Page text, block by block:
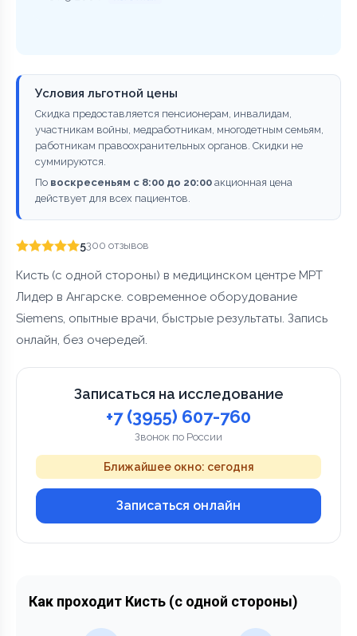
Условия льготной цены
Скидка предоставляется пенсионерам, инвалидам,
участникам войны, медработникам, многодетным семьям,
работникам правоохранительных органов. Скидки не
суммируются.
По воскресеньям с 8:00 до 20:00 акционная цена
действует для всех пациентов.
5300 отзывов
Кисть (с одной стороны) в медицинском центре МРТ
Лидер в Ангарске. современное оборудование
Siemens, опытные врачи, быстрые результаты. Запись
онлайн, без очередей.
Записаться на исследование
+7 (3955) 607-760
Звонок по России
Ближайшее окно: сегодня
Записаться онлайн
Как проходит Кисть (с одной стороны)